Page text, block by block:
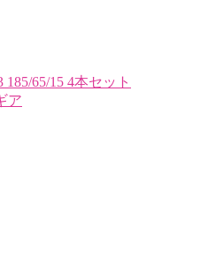
65/15 4本セット
ア